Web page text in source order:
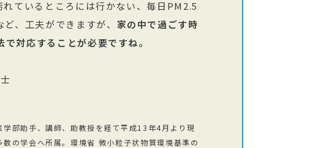
ているところには行かない、毎日PM2.5
、工夫ができますが、 家の中で過ごす時
で対応することが必要ですね。
部助手、講師、助教授を経て平成13年4月より現
の学会へ所属。環境省 微小粒子状物質環境基準の